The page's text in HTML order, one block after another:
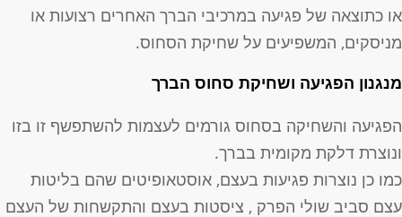
או כתוצאה של פגיעה במרכיבי הברך האחרים רצועות או
מניסקים, המשפיעים על שחיקת הסחוס.
מנגנון הפגיעה ושחיקת סחוס הברך
הפגיעה והשחיקה בסחוס גורמים לעצמות להשתפשף זו בזו
ונוצרת דלקת מקומית בברך.
כמו כן נוצרות פגיעות בעצם, אוסטאופיטים שהם בליטות
עצם סביב שולי הפרק , ציסטות בעצם והתקשחות של העצם